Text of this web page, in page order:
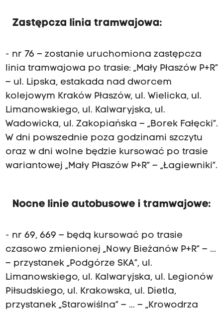
Zastępcza linia tramwajowa:
- nr 76 – zostanie uruchomiona zastępcza
linia tramwajowa po trasie: „Mały Płaszów P+R”
– ul. Lipska, estakada nad dworcem
kolejowym Kraków Płaszów, ul. Wielicka, ul.
Limanowskiego, ul. Kalwaryjska, ul.
Wadowicka, ul. Zakopiańska – „Borek Fałęcki”.
W dni powszednie poza godzinami szczytu
oraz w dni wolne będzie kursować po trasie
wariantowej „Mały Płaszów P+R” – „Łagiewniki”.
Nocne linie autobusowe i tramwajowe:
- nr 69, 669 – będą kursować po trasie
czasowo zmienionej „Nowy Bieżanów P+R” – ...
– przystanek „Podgórze SKA”, ul.
Limanowskiego, ul. Kalwaryjska, ul. Legionów
Piłsudskiego, ul. Krakowska, ul. Dietla,
przystanek „Starowiślna” – ... – „Krowodrza